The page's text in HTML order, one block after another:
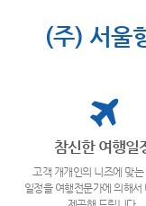
(주) 서울
참신한 여행일
고객 개개인의 니즈에 맞는
일정을 여행전문가에 의해서